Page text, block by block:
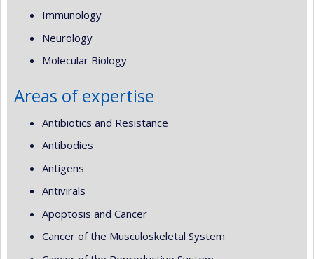
Immunology
Neurology
Molecular Biology
Areas of expertise
Antibiotics and Resistance
Antibodies
Antigens
Antivirals
Apoptosis and Cancer
Cancer of the Musculoskeletal System